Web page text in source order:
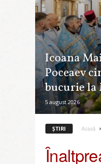
h
i
ş
i
n
u
l
u
ş
i
Icoana
Poceaev
bucurie la
5 august 2026
ŞTIRI Acasă